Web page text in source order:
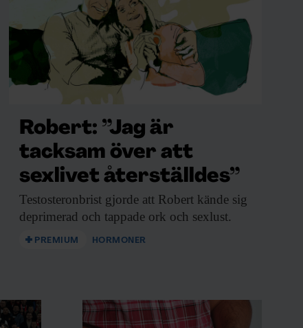
Robert: ”Jag är
tacksam över att
sexlivet återställdes”
Testosteronbrist gjorde att Robert kände sig
deprimerad och tappade ork och sexlust.
PREMIUM HORMONER